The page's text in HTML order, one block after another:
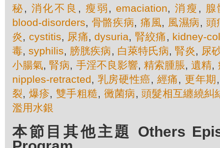
秘 , 消化不良 , 瘦弱 , emaciation,消瘦 ,
blood-disorders, 骨骼疾病, 痛風, 風濕病, 頭
炎, cystitis, 尿痛,dysuria, 腎絞痛, kidney-
毒,syphilis, 膀胱疾病, 白萊特氏病,腎炎, 尿
小腸氣,腎病, 手淫不良影響, 精索腫脹,遺精,
nipples-retracted, 乳房硬性癌, 經痛, 更年期
裂, 爆疹, 雙手粗糙, 黴菌病,頭髮相互纏繞糾
濫用水銀
本節目其他主題 Others